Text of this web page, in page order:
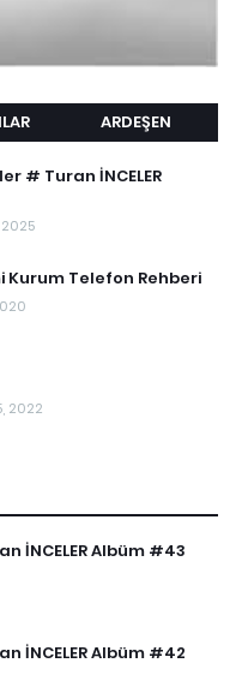
ARDEŞEN
# Turan İNCELER
2025
Kurum Telefon Rehberi
2022
İNCELER Albüm #43
İNCELER Albüm #42